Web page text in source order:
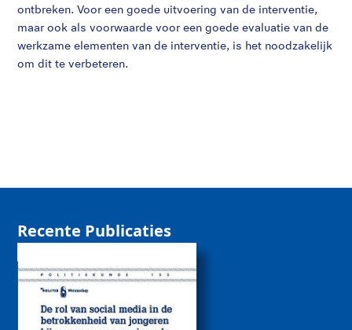
ontbreken. Voor een goede uitvoering van de interventie,
maar ook als voorwaarde voor een goede evaluatie van de
werkzame elementen van de interventie, is het noodzakelijk
om dit te verbeteren.
Recente Publicaties
De rol van sociale
media bij de
betrokkenheid van